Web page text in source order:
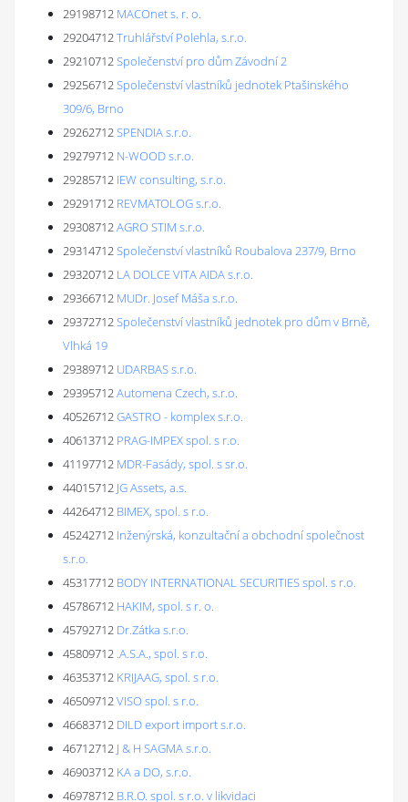
29198712 MACOnet s. r. o.
29204712Truhlářství Polehla, s.r.o.
29210712Společenství pro dům Závodní 2
29256712Společenství vlastníků jednotek Ptašinského
309/6, Brno
29262712SPENDIA s.r.o.
29279712 N-WOOD s.r.o.
29285712 IEW consulting, s.r.o.
29291712 REVMATOLOG s.r.o.
29308712AGRO STIM s.r.o.
29314712Společenství vlastníků Roubalova 237/9, Brno
29320712 LA DOLCE VITA AIDA s.r.o.
29366712 MUDr. Josef Máša s.r.o.
29372712Společenství vlastníků jednotek pro dům v Brně,
Vlhká 19
29389712 UDARBAS s.r.o.
29395712Automena Czech, s.r.o.
40526712GASTRO - komplex s.r.o.
40613712 PRAG-IMPEX spol. s r.o.
41197712 MDR-Fasády, spol. s sr.o.
44015712 JG Assets, a.s.
44264712 BIMEX, spol. s r.o.
45242712 Inženýrská, konzultační a obchodní společnost
s.r.o.
45317712 BODY INTERNATIONAL SECURITIES spol. s r.o.
45786712 HAKIM, spol. s r. o.
45792712 Dr.Zátka s.r.o.
45809712 .A.S.A., spol. s r.o.
46353712 KRIJAAG, spol. s r.o.
46509712VISO spol. s r.o.
46683712 DILD export import s.r.o.
46712712 J & H SAGMA s.r.o.
46903712 KA a DO, s.r.o.
46978712 B.R.O. spol. s r.o. v likvidaci